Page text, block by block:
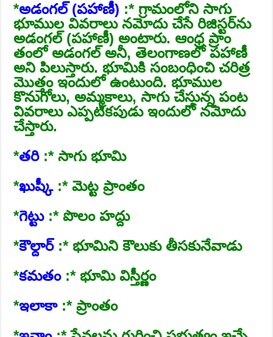
*అడంగల్‌ (పహాణీ) :* గ్రామంలోని సాగు
భూముల వివరాలు నమోదు చేసే రిజిస్టర్‌ను
అడంగల్‌ (పహాణీ) అంటారు. ఆంధ్ర ప్రాం
తంలో అడంగల్‌ అనీ, తెలంగాణలో పహాణీ
అని పిలుస్తారు. భూమికి సంబంధించి చరిత్ర
మొత్తం ఇందులో ఉంటుంది. భూముల
కొనుగోలు, అమ్మకాలు, సాగు చేస్తున్న పంట
వివరాలు ఎప్పటికపుడు ఇందులో నమోదు
చేస్తారు.
*తరి:* సాగు భూమి
*ఖుష్కీ:* మెట్ట ప్రాంతం
*గెట్టు:* పొలం హద్దు
*కౌల్దార్‌:* భూమిని కౌలుకు తీసకునేవాడు
*కమతం:* భూమి విస్తీర్ణం
*ఇలాకా:* ప్రాంతం